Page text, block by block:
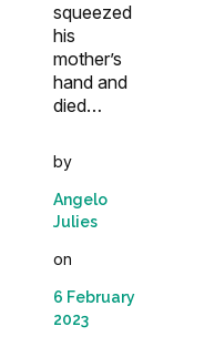
squeezed
his
mother’s
hand and
died…
by
Angelo
Julies
on
6 February
2023